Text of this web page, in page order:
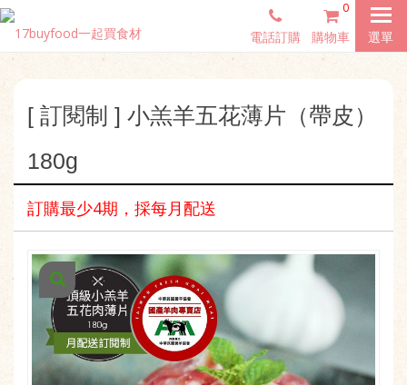
選單
電話訂購
0
購物車
[ 訂閱制 ] 小羔羊五花薄片（帶皮）
180g
訂購最少4期，採每月配送